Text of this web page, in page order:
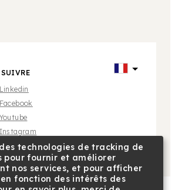
Linkedin
Facebook
Youtube
Instagram
technologies de tracking de
pour fournir et améliorer
nos services, et pour afficher
fonction des intérêts des